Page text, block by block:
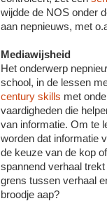
wijdde de NOS onder
aan nepnieuws, met
Mediawijsheid
Het onderwerp
school, in de lessen
century skills met
vaardigheden die
van informatie. Om te
worden dat informatie
de keuze van de kop
spannend verhaal
grens tussen verhaal
broodje aap?